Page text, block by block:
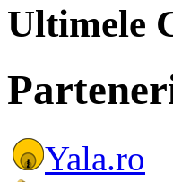
Ultimele
Yala.ro